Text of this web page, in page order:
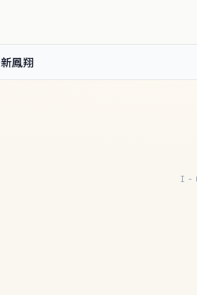
新鳳翔
I-